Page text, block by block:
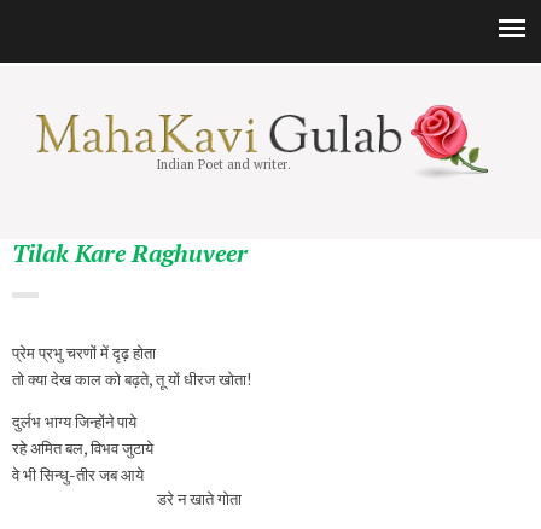
Indian Poet and writer.
Tilak Kare Raghuveer
प्रेम प्रभु चरणों में दृढ़ होता
तो क्या देख काल को बढ़ते, तू यों धीरज खोता!
दुर्लभ भाग्य जिन्होंने पाये
रहे अमित बल, विभव जुटाये
वे भी सिन्धु-तीर जब आये
डरे न खाते गोता